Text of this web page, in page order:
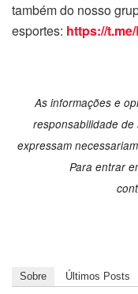
também do nosso
esportes: https://
As informações e
responsabilidade
expressam
Para entrar
Sobre Últimos Posts